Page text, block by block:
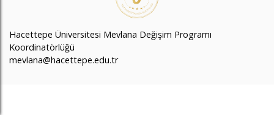
Hacettepe Üniversitesi Mevlana Değişim Programı
Koordinatörlüğü
mevlana@hacettepe.edu.tr